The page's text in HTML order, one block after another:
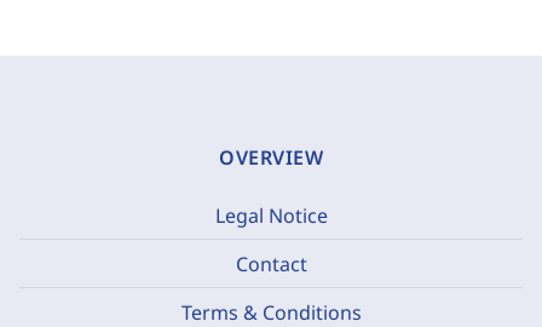
OVERVIEW
Legal Notice
Contact
Terms & Conditions